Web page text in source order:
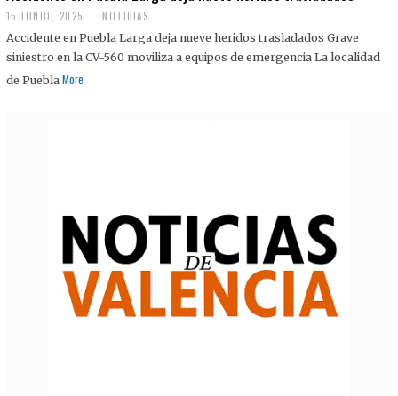
15 JUNIO, 2025 NOTICIAS
Accidente en Puebla Larga deja nueve heridos trasladados Grave
siniestro en la CV-560 moviliza a equipos de emergencia La localidad
de Puebla More